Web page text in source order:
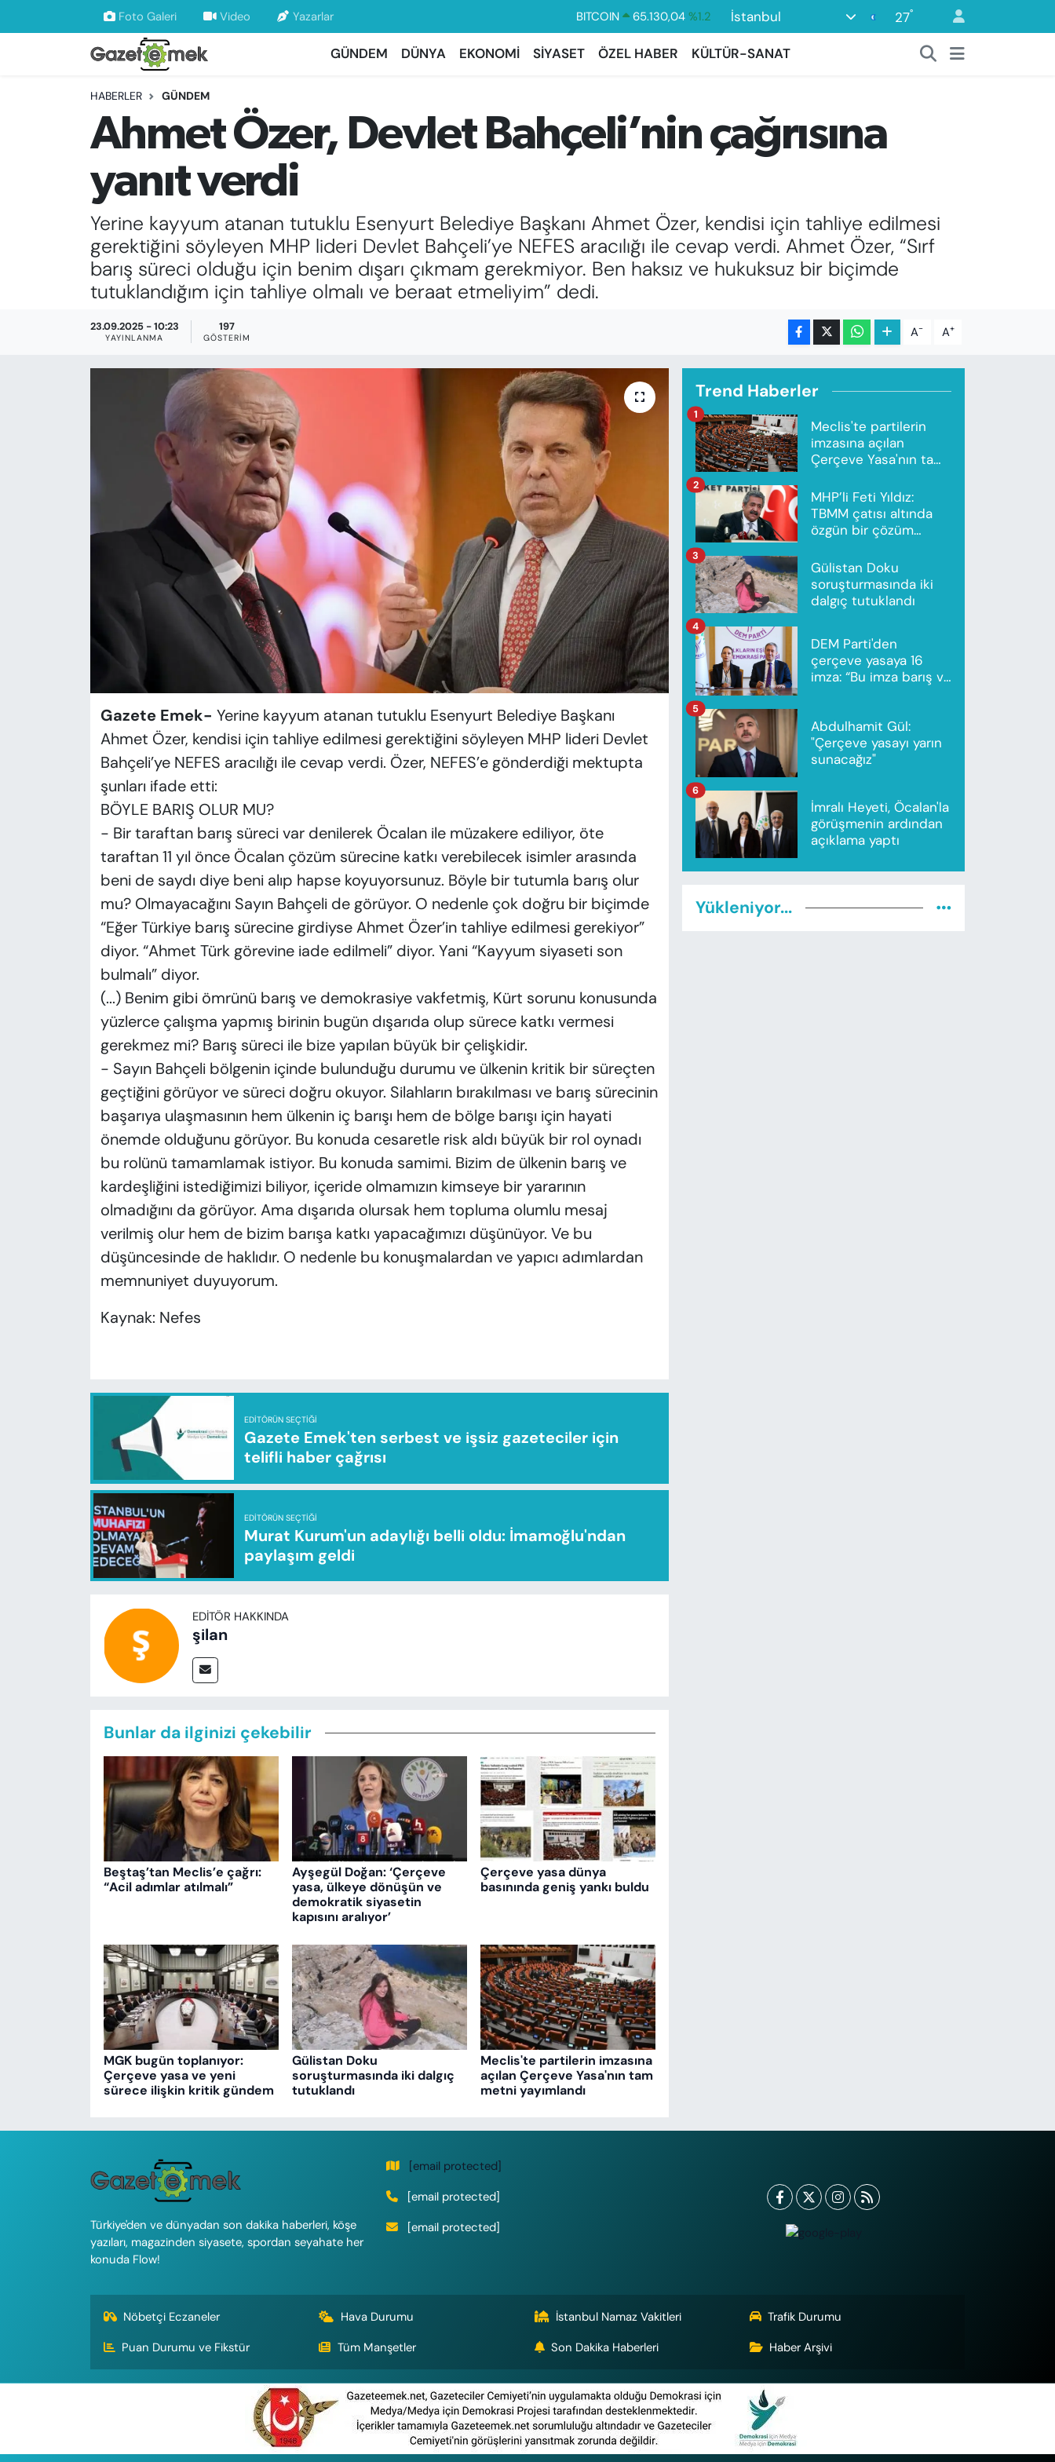
Foto Galeri Video Yazarlar BITCOIN 65.130,04 %1.2
DOLAR
47,7436
%0.18
GRAM ALTIN
6648.99 %2.59
İstanbul 27°
GÜNDEM DÜNYA EKONOMİ SİYASET ÖZEL HABER KÜLTÜR-SANAT
HABERLER GÜNDEM
Ahmet Özer, Devlet Bahçeli’nin çağrısına
yanıt verdi
Yerine kayyum atanan tutuklu Esenyurt Belediye Başkanı Ahmet Özer, kendisi için tahliye edilmesi
gerektiğini söyleyen MHP lideri Devlet Bahçeli’ye NEFES aracılığı ile cevap verdi. Ahmet Özer, “Sırf
barış süreci olduğu için benim dışarı çıkmam gerekmiyor. Ben haksız ve hukuksuz bir biçimde
tutuklandığım için tahliye olmalı ve beraat etmeliyim” dedi.
23.09.2025 - 10:23
YAYINLANMA
197
GÖSTERIM A- A+
Gazete Emek- Yerine kayyum atanan tutuklu Esenyurt Belediye Başkanı
Ahmet Özer, kendisi için tahliye edilmesi gerektiğini söyleyen MHP lideri Devlet
Bahçeli’ye NEFES aracılığı ile cevap verdi. Özer, NEFES’e gönderdiği mektupta
şunları ifade etti:
BÖYLE BARIŞ OLUR MU?
- Bir taraftan barış süreci var denilerek Öcalan ile müzakere ediliyor, öte
taraftan 11 yıl önce Öcalan çözüm sürecine katkı verebilecek isimler arasında
beni de saydı diye beni alıp hapse koyuyorsunuz. Böyle bir tutumla barış olur
mu? Olmayacağını Sayın Bahçeli de görüyor. O nedenle çok doğru bir biçimde
“Eğer Türkiye barış sürecine girdiyse Ahmet Özer’in tahliye edilmesi gerekiyor”
diyor. “Ahmet Türk görevine iade edilmeli” diyor. Yani “Kayyum siyaseti son
bulmalı” diyor.
(...) Benim gibi ömrünü barış ve demokrasiye vakfetmiş, Kürt sorunu konusunda
yüzlerce çalışma yapmış birinin bugün dışarıda olup sürece katkı vermesi
gerekmez mi? Barış süreci ile bize yapılan büyük bir çelişkidir.
- Sayın Bahçeli bölgenin içinde bulunduğu durumu ve ülkenin kritik bir süreçten
geçtiğini görüyor ve süreci doğru okuyor. Silahların bırakılması ve barış sürecinin
başarıya ulaşmasının hem ülkenin iç barışı hem de bölge barışı için hayati
önemde olduğunu görüyor. Bu konuda cesaretle risk aldı büyük bir rol oynadı
bu rolünü tamamlamak istiyor. Bu konuda samimi. Bizim de ülkenin barış ve
kardeşliğini istediğimizi biliyor, içeride olmamızın kimseye bir yararının
olmadığını da görüyor. Ama dışarıda olursak hem topluma olumlu mesaj
verilmiş olur hem de bizim barışa katkı yapacağımızı düşünüyor. Ve bu
düşüncesinde de haklıdır. O nedenle bu konuşmalardan ve yapıcı adımlardan
memnuniyet duyuyorum.
Kaynak: Nefes
EDITÖRÜN SEÇTIĞI
Gazete Emek'ten serbest ve işsiz gazeteciler için
telifli haber çağrısı
EDITÖRÜN SEÇTIĞI
Murat Kurum'un adaylığı belli oldu: İmamoğlu'ndan
paylaşım geldi
EDITÖR HAKKINDA
şilan
Bunlar da ilginizi çekebilir
Beştaş’tan Meclis’e çağrı:
“Acil adımlar atılmalı”
Ayşegül Doğan: ‘Çerçeve
yasa, ülkeye dönüşün ve
demokratik siyasetin
kapısını aralıyor’
Çerçeve yasa dünya
basınında geniş yankı buldu
MGK bugün toplanıyor:
Çerçeve yasa ve yeni
sürece ilişkin kritik gündem
Gülistan Doku
soruşturmasında iki dalgıç
tutuklandı
Meclis'te partilerin imzasına
açılan Çerçeve Yasa'nın tam
metni yayımlandı
Trend Haberler
Meclis'te partilerin
imzasına açılan
Çerçeve Yasa'nın tam
1
MHP’li Feti Yıldız:
TBMM çatısı altında
özgün bir çözüm
2
Gülistan Doku
soruşturmasında iki
dalgıç tutuklandı
3
DEM Parti'den
çerçeve yasaya 16
imza: “Bu imza barış ve
4
Abdulhamit Gül:
"Çerçeve yasayı yarın
sunacağız"
5
İmralı Heyeti, Öcalan'la
görüşmenin ardından
açıklama yaptı
6
Yükleniyor...
Türkiye'den ve dünyadan son dakika haberleri, köşe
yazıları, magazinden siyasete, spordan seyahate her
konuda Flow!
[email protected]
[email protected]
[email protected]
Nöbetçi Eczaneler Hava Durumu İstanbul Namaz Vakitleri
Trafik Durumu
Puan Durumu ve Fikstür
Tüm Manşetler Son Dakika Haberleri Haber Arşivi
DÜNYA
EKONOMİ
EMEK HABERLERİ
YENİ MEDYADA EMEK GAZETECİLİĞİNİ
GELİŞTİRMEK
FAYDALI BİLGİLER
GÜNDEM
SİYASET
VAN VE DİYARBAKIR HABERLERİ
Nöbetçi Eczaneler
Hava Durumu
İstanbul Namaz Vakitleri
Trafik Durumu
Süper Lig Puan Durumu ve Fikstür
Tüm Manşetler
Son Dakika Haberleri
Haber Arşivi